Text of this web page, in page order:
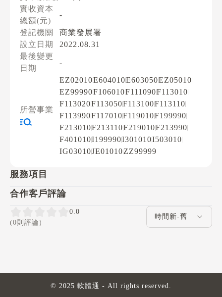
實收資本
總額(元)
-
登記機關
商業發展署
設立日期
2022.08.31
最後變更
日期
-
所營事業
EZ02010E604010E603050EZ05010
EZ99990F106010F111090F113010
F113020F113050F113100F113110
F113990F117010F119010F199990
F213010F213110F219010F213990
F401010I199990I301010I503010
IG03010JE01010ZZ99999
服務項目
合作客戶評論
0.0
(0則評論)
評論排序
© 2025 軟體通 - All rights reserved.